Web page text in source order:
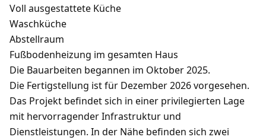
Voll ausgestattete Küche
Waschküche
Abstellraum
Fußbodenheizung im gesamten Haus
Die Bauarbeiten begannen im Oktober 2025.
Die Fertigstellung ist für Dezember 2026 vorgesehen.
Das Projekt befindet sich in einer privilegierten Lage
mit hervorragender Infrastruktur und
Dienstleistungen. In der Nähe befinden sich zwei